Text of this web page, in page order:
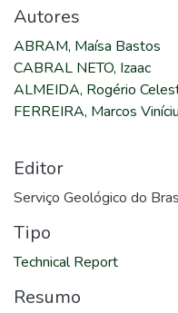
Autores
ABRAM, Maísa Bastos
CABRAL NETO, Izaac
ALMEIDA, Rogério
FERREIRA, Marcos
Editor
Serviço Geológico do
Tipo
Technical Report
Resumo